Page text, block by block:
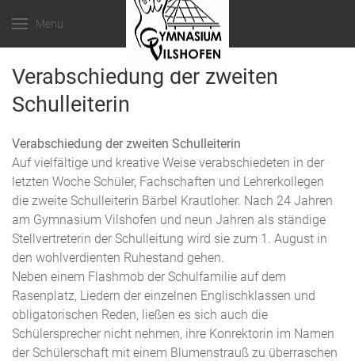
Menu
Verabschiedung der zweiten
Schulleiterin
Verabschiedung der zweiten Schulleiterin
Auf vielfältige und kreative Weise verabschiedeten in der
letzten Woche Schüler, Fachschaften und Lehrerkollegen
die zweite Schulleiterin Bärbel Krautloher. Nach 24 Jahren
am Gymnasium Vilshofen und neun Jahren als ständige
Stellvertreterin der Schulleitung wird sie zum 1. August in
den wohlverdienten Ruhestand gehen.
Neben einem Flashmob der Schulfamilie auf dem
Rasenplatz, Liedern der einzelnen Englischklassen und
obligatorischen Reden, ließen es sich auch die
Schülersprecher nicht nehmen, ihre Konrektorin im Namen
der Schülerschaft mit einem Blumenstrauß zu überraschen